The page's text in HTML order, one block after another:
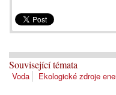
Související témata
Voda Ekologické zdroje